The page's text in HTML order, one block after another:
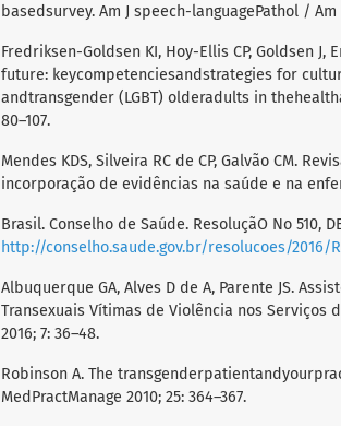
basedsurvey. Am J speech-languagePathol /
Fredriksen-Goldsen KI, Hoy-Ellis CP, Goldsen J,
future: keycompetenciesandstrategies for
andtransgender (LGBT) olderadults in
80–107.
Mendes KDS, Silveira RC de CP, Galvão CM.
incorporação de evidências na saúde e na
Brasil. Conselho de Saúde. ResoluçãO No 510,
http://conselho.saude.gov.br/resolucoes/2016/
Albuquerque GA, Alves D de A, Parente JS.
Transexuais Vítimas de Violência nos Serviços
2016; 7: 36–48.
Robinson A. The
MedPractManage 2010; 25: 364–367.